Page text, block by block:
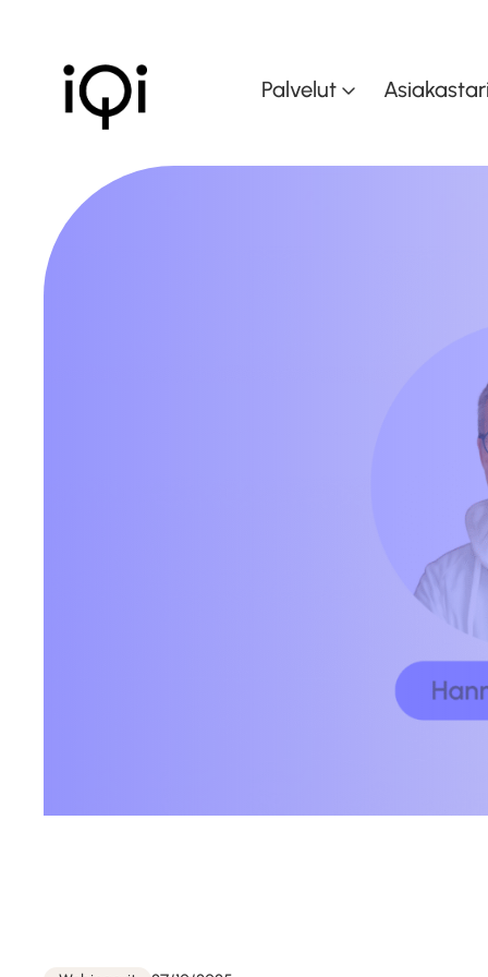
Palvelut
Dataohjattu